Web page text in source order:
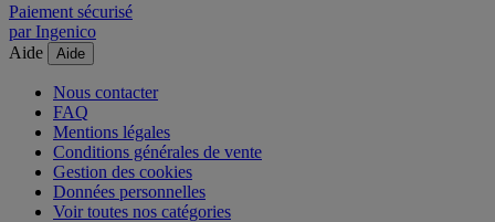
Paiement sécurisé
par Ingenico
Aide
Aide
Nous contacter
FAQ
Mentions légales
Conditions générales de vente
Gestion des cookies
Données personnelles
Voir toutes nos catégories